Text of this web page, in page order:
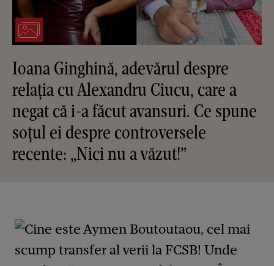
Ioana Ginghină, adevărul despre
relația cu Alexandru Ciucu, care a
negat că i-a făcut avansuri. Ce spune
soțul ei despre controversele
recente: „Nici nu a văzut!”